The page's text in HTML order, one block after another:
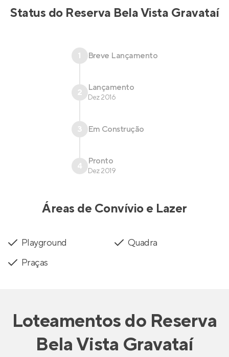
Status do Reserva Bela Vista Gravataí
1 Breve Lançamento
2 Lançamento
Dez 2016
3 Em Construção
4 Pronto
Dez 2019
Áreas de Convívio e Lazer
Playground
Quadra
Praças
Loteamentosdo Reserva
Bela Vista Gravataí